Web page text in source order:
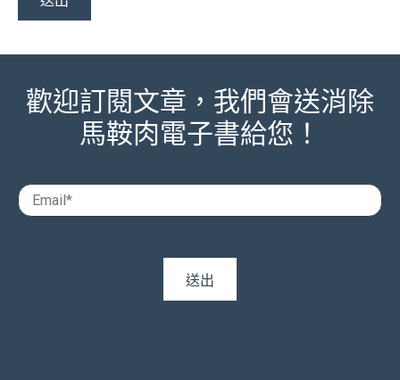
歡迎訂閱文章，我們會送消除
馬鞍肉電子書給您！